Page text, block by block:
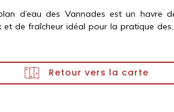
d’eau des Vannades est un havre
et de fraîcheur idéal pour la pratique
Retour vers la carte